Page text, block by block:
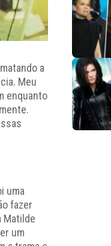
a
Meu
enquanto
uma
fazer
Matilde
um